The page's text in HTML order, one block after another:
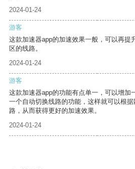
2024-01-24
游客
这款加速器app的加速效果一般，可以再提
区的线路。
2024-01-24
游客
这款加速器app的功能有点单一，可以增加
一个自动切换线路的功能，这样就可以根
路，从而获得更好的加速效果。
2024-01-24